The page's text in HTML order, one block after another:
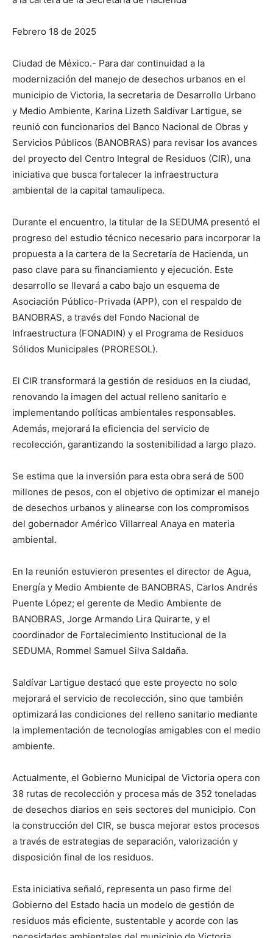
Febrero 18 de 2025
Ciudad de México.- Para dar continuidad a la
modernización del manejo de desechos urbanos en el
municipio de Victoria, la secretaria de Desarrollo Urbano
y Medio Ambiente, Karina Lizeth Saldívar Lartigue, se
reunió con funcionarios del Banco Nacional de Obras y
Servicios Públicos (BANOBRAS) para revisar los avances
del proyecto del Centro Integral de Residuos (CIR), una
iniciativa que busca fortalecer la infraestructura
ambiental de la capital tamaulipeca.
Durante el encuentro, la titular de la SEDUMA presentó el
progreso del estudio técnico necesario para incorporar la
propuesta a la cartera de la Secretaría de Hacienda, un
paso clave para su financiamiento y ejecución. Este
desarrollo se llevará a cabo bajo un esquema de
Asociación Público-Privada (APP), con el respaldo de
BANOBRAS, a través del Fondo Nacional de
Infraestructura (FONADIN) y el Programa de Residuos
Sólidos Municipales (PRORESOL).
El CIR transformará la gestión de residuos en la ciudad,
renovando la imagen del actual relleno sanitario e
implementando políticas ambientales responsables.
Además, mejorará la eficiencia del servicio de
recolección, garantizando la sostenibilidad a largo plazo.
Se estima que la inversión para esta obra será de 500
millones de pesos, con el objetivo de optimizar el manejo
de desechos urbanos y alinearse con los compromisos
del gobernador Américo Villarreal Anaya en materia
ambiental.
En la reunión estuvieron presentes el director de Agua,
Energía y Medio Ambiente de BANOBRAS, Carlos Andrés
Puente López; el gerente de Medio Ambiente de
BANOBRAS, Jorge Armando Lira Quirarte, y el
coordinador de Fortalecimiento Institucional de la
SEDUMA, Rommel Samuel Silva Saldaña.
Saldívar Lartigue destacó que este proyecto no solo
mejorará el servicio de recolección, sino que también
optimizará las condiciones del relleno sanitario mediante
la implementación de tecnologías amigables con el medio
ambiente.
Actualmente, el Gobierno Municipal de Victoria opera con
38 rutas de recolección y procesa más de 352 toneladas
de desechos diarios en seis sectores del municipio. Con
la construcción del CIR, se busca mejorar estos procesos
a través de estrategias de separación, valorización y
disposición final de los residuos.
Esta iniciativa señaló, representa un paso firme del
Gobierno del Estado hacia un modelo de gestión de
residuos más eficiente, sustentable y acorde con las